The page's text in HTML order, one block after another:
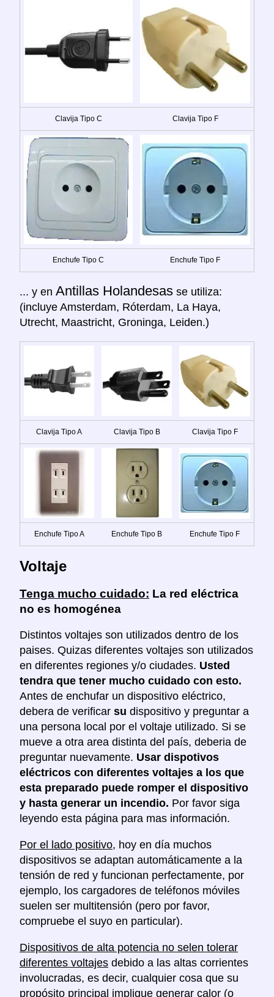
Clavija Tipo C Clavija Tipo F
Enchufe Tipo C Enchufe Tipo F
... y en Antillas Holandesas se utiliza:
(incluye Amsterdam, Róterdam, La Haya,
Utrecht, Maastricht, Groninga, Leiden.)
Clavija Tipo A Clavija Tipo B Clavija Tipo F
Enchufe Tipo A Enchufe Tipo B Enchufe Tipo F
Voltaje
Tenga mucho cuidado: La red eléctrica
no es homogénea
Distintos voltajes son utilizados dentro de los
paises. Quizas diferentes voltajes son utilizados
en diferentes regiones y/o ciudades. Usted
tendra que tener mucho cuidado con esto.
Antes de enchufar un dispositivo eléctrico,
debera de verificar su dispositivo y preguntar a
una persona local por el voltaje utilizado. Si se
mueve a otra area distinta del país, deberia de
preguntar nuevamente. Usar dispotivos
eléctricos con diferentes voltajes a los que
esta preparado puede romper el dispositivo
y hasta generar un incendio. Por favor siga
leyendo esta página para mas información.
Por el lado positivo, hoy en día muchos
dispositivos se adaptan automáticamente a la
tensión de red y funcionan perfectamente, por
ejemplo, los cargadores de teléfonos móviles
suelen ser multitensión (pero por favor,
compruebe el suyo en particular).
Dispositivos de alta potencia no selen tolerar
diferentes voltajes debido a las altas corrientes
involucradas, es decir, cualquier cosa que su
propósito principal implique generar calor (o